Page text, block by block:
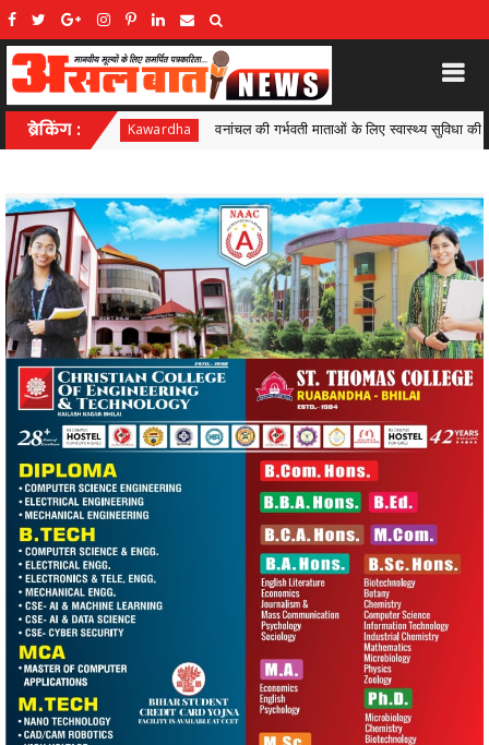
ब्रेकिंग :
गर्भवती माताओं के लिए स्वास्थ्य सुविधा की नई पहल, तरेगांव में 97 महिलाओं की सोनोग्राफी